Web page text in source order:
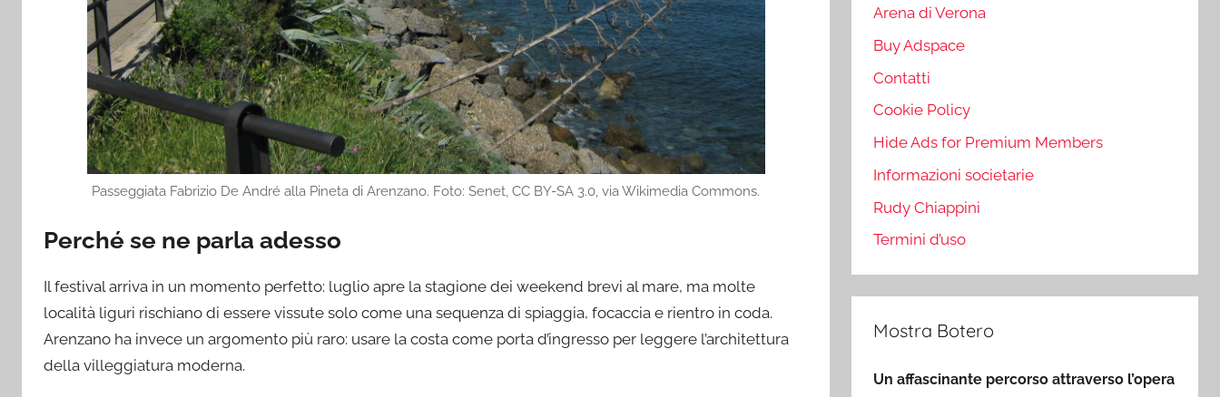
Passeggiata Fabrizio De André alla Pineta di Arenzano. Foto: Senet, CC BY-SA 3.0, via Wikimedia Commons.
Perché se ne parla adesso
Il festival arriva in un momento perfetto: luglio apre la stagione dei weekend brevi al mare, ma molte
località liguri rischiano di essere vissute solo come una sequenza di spiaggia, focaccia e rientro in coda.
Arenzano ha invece un argomento più raro: usare la costa come porta d’ingresso per leggere l’architettura
della villeggiatura moderna.
Arena di Verona
Buy Adspace
Contatti
Cookie Policy
Hide Ads for Premium Members
Informazioni societarie
Rudy Chiappini
Termini d’uso
Mostra Botero
Un affascinante percorso attraverso l’opera